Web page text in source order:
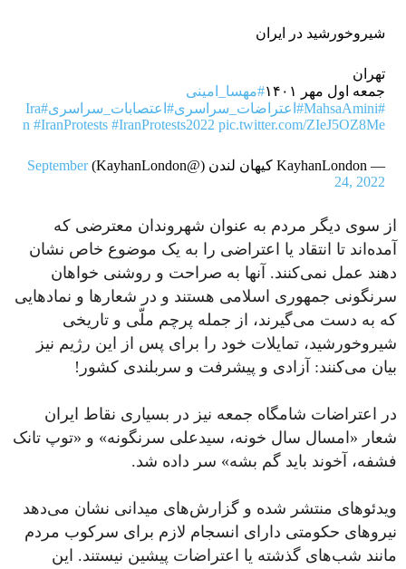
شیروخورشید در ایران
تهران
جمعه اول مهر ۱۴۰۱
#مهسا_امینی
#MahsaAmini
#اعتراضات_سراسری#اعتصابات_سراسری #Ira
n #IranProtests #IranProtests2022 pic.twitter.com/ZIeJ5OZ8Me
— KayhanLondon کیهان لندن (@KayhanLondon)
September
24, 2022
از سوی دیگر مردم به عنوان شهروندان معترضی که
آمده‌اند تا انتقاد یا اعتراضی را به یک موضوع خاص نشان
دهند عمل نمی‌کنند. آنها به صراحت و روشنی خواهان
سرنگونی جمهوری اسلامی هستند و در شعارها و نمادهایی
که به دست می‌گیرند، از جمله پرچم ملّی و تاریخی
شیروخورشید، تمایلات خود را برای پس از این رژیم نیز
بیان می‌کنند: آزادی و پیشرفت و سربلندی کشور!
در اعتراضات شامگاه جمعه نیز در بسیاری نقاط ایران
شعار «امسال سال خونه، سیدعلی سرنگونه» و «توپ تانک
فشفه، آخوند باید گم بشه» سر داده شد.
ویدئوهای منتشر شده و گزارش‌های میدانی نشان می‌دهد
نیروهای حکومتی دارای انسجام لازم برای سرکوب مردم
مانند شب‌های گذشته یا اعتراضات پیشین نیستند. این